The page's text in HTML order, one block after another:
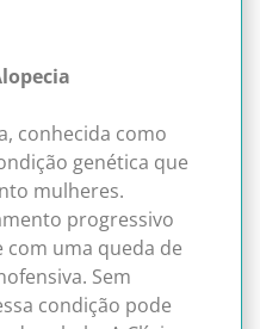
conhecida como
genética que
mulheres.
progressivo
com uma queda de
Sem
condição pode